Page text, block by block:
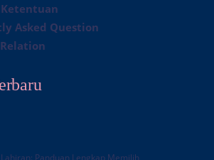
Asked Question
Panduan Lengkap Memilih